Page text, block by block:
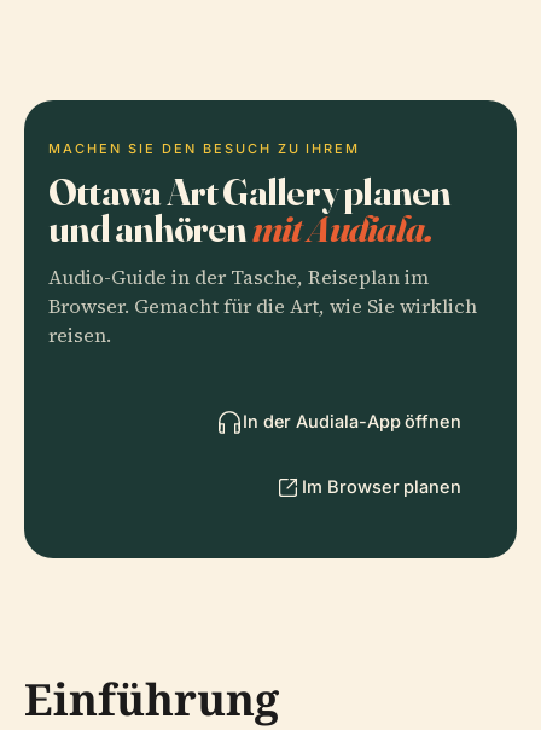
MACHEN SIE DEN BESUCH ZU IHREM
Ottawa Art Gallery planen
und anhörenmit Audiala.
Audio-Guide in der Tasche, Reiseplan im
Browser. Gemacht für die Art, wie Sie wirklich
reisen.
In der Audiala-App öffnen
Im Browser planen
Einführung